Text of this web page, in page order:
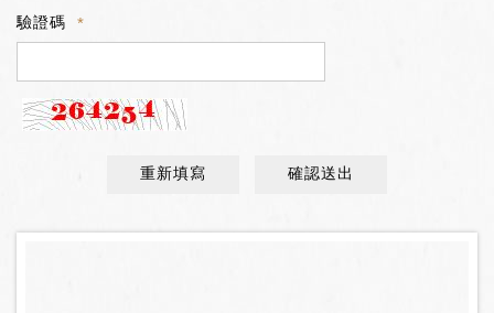
驗證碼
重新填寫 確認送出